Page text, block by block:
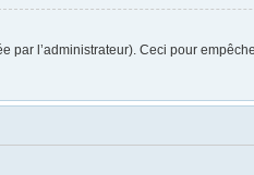
l’administrateur). Ceci pour